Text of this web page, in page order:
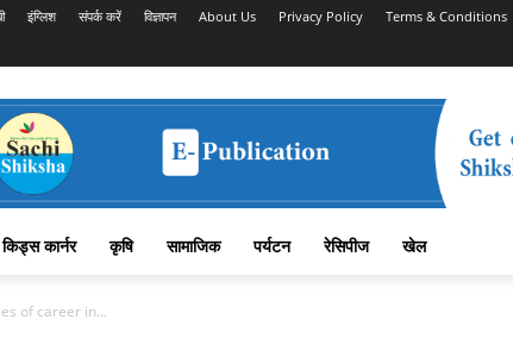
इंग्लिश संपर्क करें विज्ञापन About Us Privacy Policy Terms & Conditions
किड्स कार्नर कृषि सामाजिक पर्यटन रेसिपीज खेल
of career in...